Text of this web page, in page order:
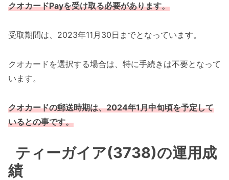
クオカードPayを受け取る必要があります。
受取期間は、2023年11月30日までとなっています。
クオカードを選択する場合は、特に手続きは不要となって
います。
クオカードの郵送時期は、2024年1月中旬頃を予定して
いるとの事です。
ティーガイア(3738)の運用成
績